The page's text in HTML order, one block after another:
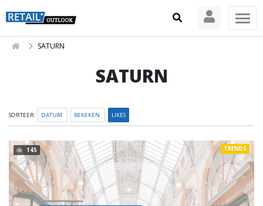
SATURN
SATURN
SORTEER: DATUM BEKEKEN LIKES
145 TRENDS